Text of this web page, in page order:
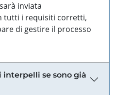
inviata
tutti i requisiti corretti,
di gestire il processo
interpelli se sono già